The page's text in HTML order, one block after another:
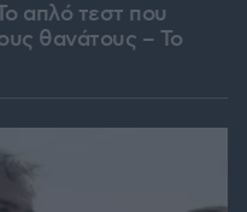
απλό τεστ που
θανάτους – Το